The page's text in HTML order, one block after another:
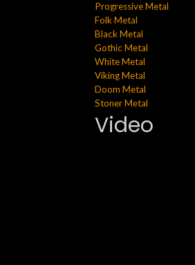
Progressive Metal
Folk Metal
Black Metal
Gothic Metal
White Metal
Viking Metal
Doom Metal
Stoner Metal
Video